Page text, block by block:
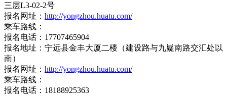
三层L3-02-2号
报名网址： http://yongzhou.huatu.com/
乘车路线：
报名电话：17707465904
报名地址：宁远县金丰大厦二楼（建设路与九嶷南路交汇处以
南）
报名网址： http://yongzhou.huatu.com/
乘车路线：
报名电话：18188925363